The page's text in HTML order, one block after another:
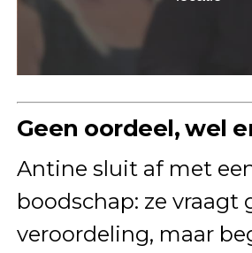
Geen oordeel, wel
Antine sluit af met
boodschap: ze vraagt
veroordeling, maar